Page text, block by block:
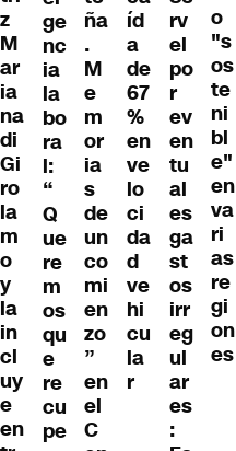
z
M
ar
ia
na
di
Gi
ro
la
m
o
y
la
in
cl
uy
e
en
ge
nc
ia
la
bo
ra
l:
“
Q
ue
re
m
os
qu
e
re
cu
pe
ña
.
M
e
m
or
ia
s
de
un
co
mi
en
zo
”
en
el
C
íd
a
de
67
%
en
ve
lo
ci
da
d
ve
hi
cu
la
r
rv
el
po
r
ev
en
tu
al
es
ga
st
os
irr
eg
ul
ar
es
:
o
"s
os
te
ni
bl
e"
en
va
ri
as
re
gi
on
es